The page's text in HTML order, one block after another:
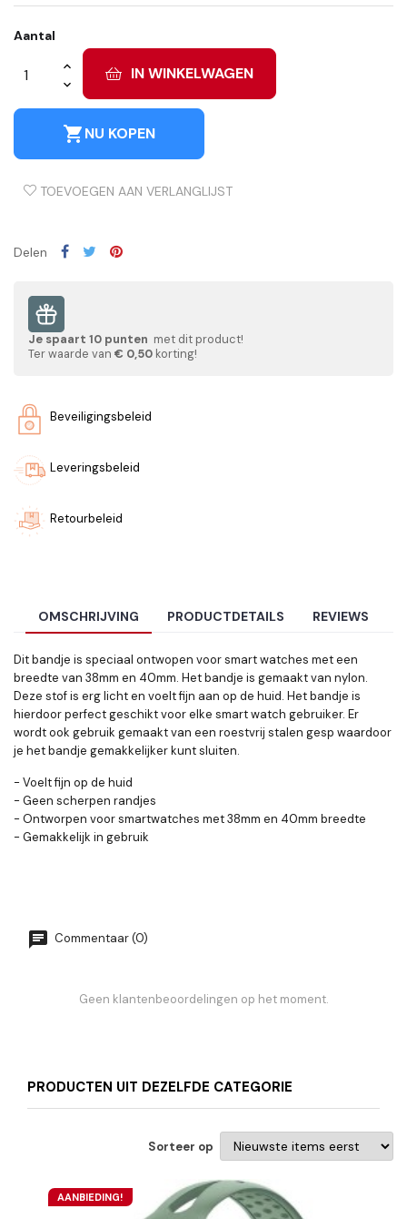
Aantal
IN WINKELWAGEN
shopping_cartNU KOPEN
TOEVOEGEN AAN VERLANGLIJST
Delen
Je spaart 10 punten met dit product!
Ter waarde van € 0,50 korting!
Beveiligingsbeleid
Leveringsbeleid
Retourbeleid
OMSCHRIJVING PRODUCTDETAILS REVIEWS
Dit bandje is speciaal ontwopen voor smart watches met een
breedte van 38mm en 40mm. Het bandje is gemaakt van nylon.
Deze stof is erg licht en voelt fijn aan op de huid. Het bandje is
hierdoor perfect geschikt voor elke smart watch gebruiker. Er
wordt ook gebruik gemaakt van een roestvrij stalen gesp waardoor
je het bandje gemakkelijker kunt sluiten.
- Voelt fijn op de huid
- Geen scherpen randjes
- Ontworpen voor smartwatches met 38mm en 40mm breedte
- Gemakkelijk in gebruik
Commentaar (0)
Geen klantenbeoordelingen op het moment.
PRODUCTEN UIT DEZELFDE CATEGORIE
Sorteer op
AANBIEDING!